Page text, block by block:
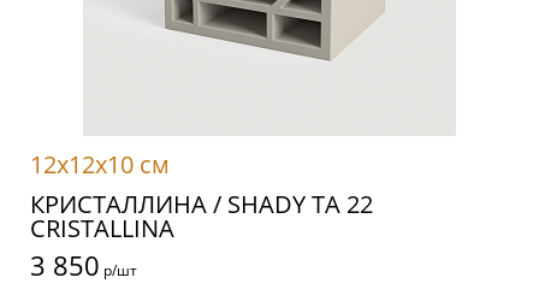
12x12x10 см
КРИСТАЛЛИНА / SHADY TA 22
CRISTALLINA
3 850 р/шт